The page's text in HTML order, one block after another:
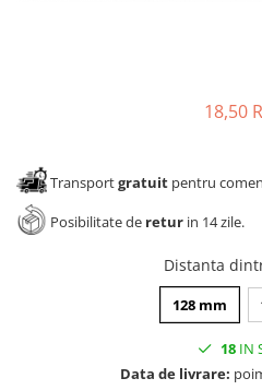
18,50
Transportgratuit pentru
Posibilitate de retur in 14 zile.
Distanta
128 mm
18IN
Data de livrare: